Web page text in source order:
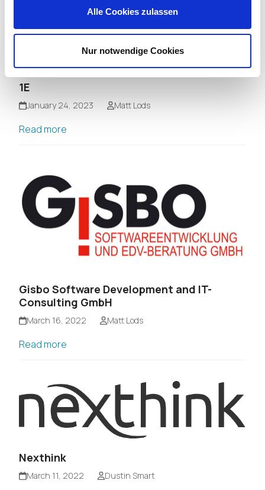
Alle Cookies zulassen
Nur notwendige Cookies
1E
January 24, 2023 Matt Lods
Read more
Gisbo Software Development and IT-
Consulting GmbH
March 16, 2022 Matt Lods
Read more
Nexthink
March 11, 2022 Dustin Smart